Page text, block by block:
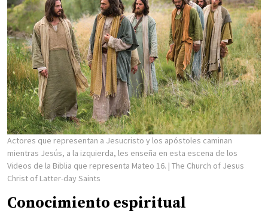
Actores que representan a Jesucristo y los apóstoles caminan
mientras Jesús, a la izquierda, les enseña en esta escena de los
Videos de la Biblia que representa Mateo 16. | The Church of Jesus
Christ of Latter-day Saints
Conocimiento espiritual